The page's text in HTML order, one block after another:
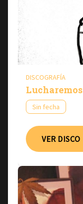
DISCOGRAFÍA
Lucharemos
Sin fecha
VER DISCO